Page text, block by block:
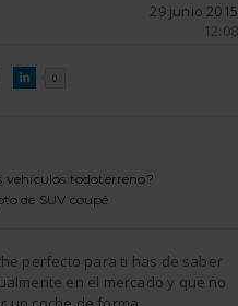
29 junio 2015
12:08

LINKEDIN
0
vehículos todoterreno?
de SUV coupé
perfecto para ti has de saber
en el mercado y que no